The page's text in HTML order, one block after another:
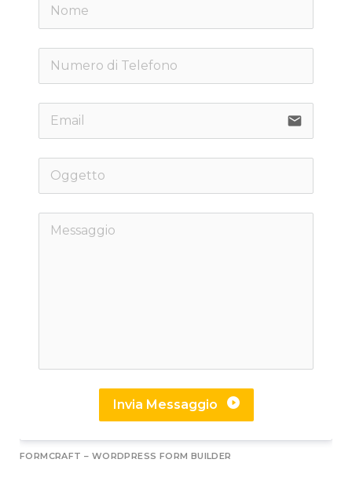
email
Invia Messaggio
FORMCRAFT – WORDPRESS FORM BUILDER